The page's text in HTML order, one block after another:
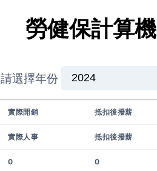
勞健保計算機
請選擇年份
實際開銷 抵扣後撥薪
實際人事 抵扣後撥薪
0 0